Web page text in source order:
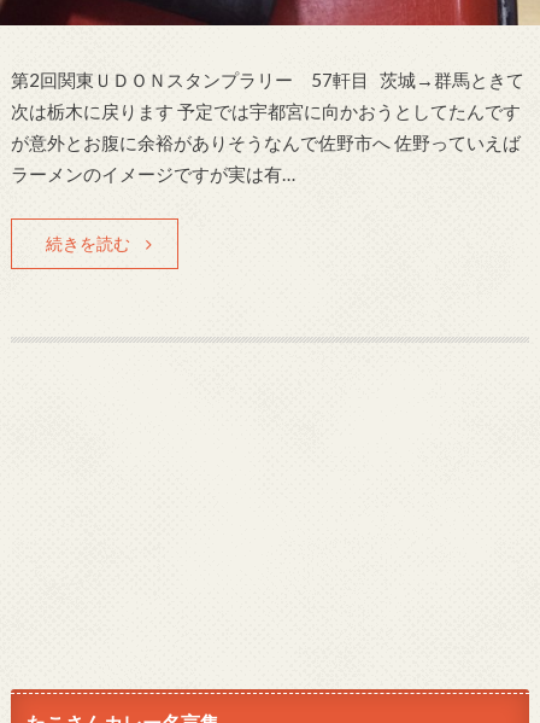
第2回関東ＵＤＯＮスタンプラリー 57軒目 茨城→群馬ときて
次は栃木に戻ります 予定では宇都宮に向かおうとしてたんです
が意外とお腹に余裕がありそうなんで佐野市へ 佐野っていえば
ラーメンのイメージですが実は有…
続きを読む